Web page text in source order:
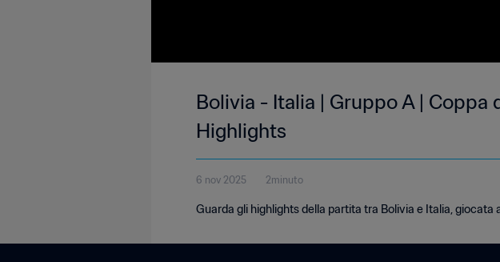
Bolivia - Italia | Gruppo A | Coppa
Highlights
6 nov 2025 2minuto
Guarda gli highlights della partita tra Bolivia e Italia,